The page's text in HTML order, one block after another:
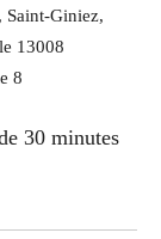
Saint-Giniez,
13008
8
30 minutes